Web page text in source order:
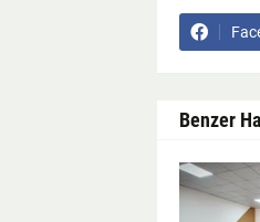
Benzer